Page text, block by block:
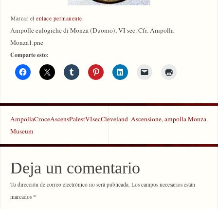
Marcar elenlace permanente.
Ampolle eulogiche di Monza (Duomo), VI sec. Cfr. Ampolla
Monza1.pne
Comparte esto:
AmpollaCroceAscensPalestVIsecCleveland
Museum
Ascensione, ampolla Monza.
Deja un comentario
Tu dirección de correo electrónico no será publicada. Los campos necesarios están
marcados *